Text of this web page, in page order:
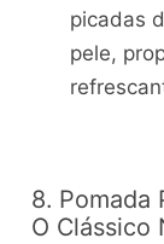
picadas
pele,
8. Pomada
O Clássico